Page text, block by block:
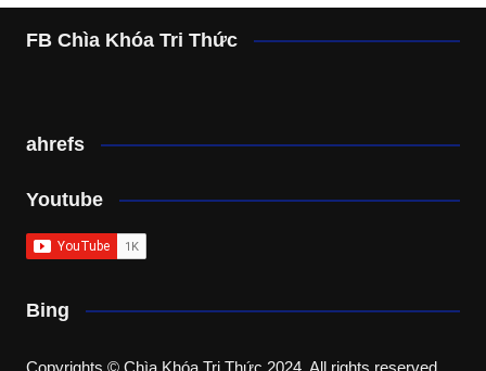
FB Chìa Khóa Tri Thức
ahrefs
Youtube
Bing
Copyrights © Chìa Khóa Tri Thức 2024. All rights reserved.